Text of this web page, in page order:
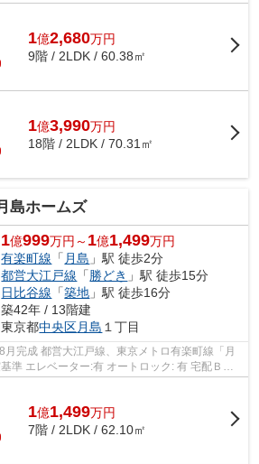
24時間...
1億2,680万円
9階 / 2LDK / 60.38㎡
1億3,990万円
18階 / 2LDK / 70.31㎡
島ホームズ
1億999万円～ 1億1,499万円
有楽町線 「 月島 」駅 徒歩2分
都営大江戸線 「 勝どき 」駅 徒歩15分
日比谷線 「築地 」駅 徒歩16分
築42年 / 13階建
東京都中央区月島 １丁目
1億1,499万円
7階 / 2LDK / 62.10㎡